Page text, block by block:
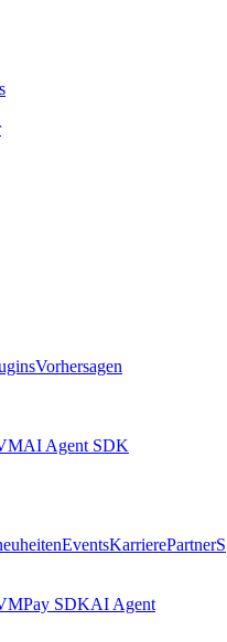
Vorhersagen
AI Agent SDK
EventsKarrierePartnerS
Pay SDKAI Agent